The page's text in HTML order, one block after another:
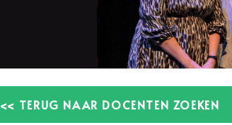
<< TERUG NAAR DOCENTEN ZOEKEN